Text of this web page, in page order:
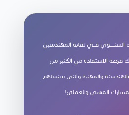
السنــــوي فــي نقابة المهندسين
لك فرصة الاستفادة من الكثير من
والهندسيّة والمهنية والتي ستساهم
المهني والعملي!